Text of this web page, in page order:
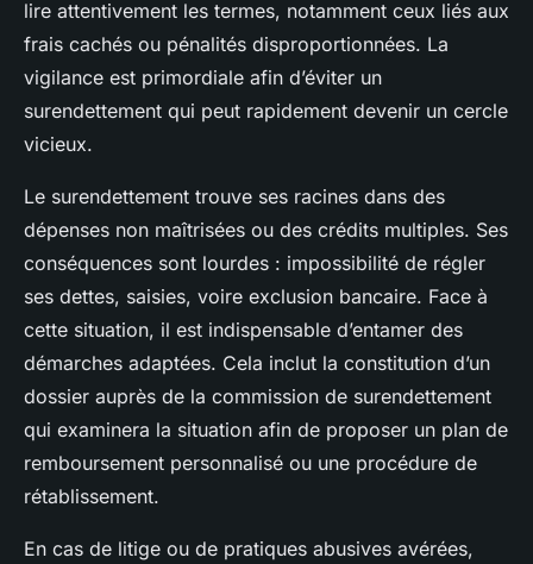
lire attentivement les termes, notamment ceux liés aux
frais cachés ou pénalités disproportionnées. La
vigilance est primordiale afin d’éviter un
surendettement qui peut rapidement devenir un cercle
vicieux.
Le surendettement trouve ses racines dans des
dépenses non maîtrisées ou des crédits multiples. Ses
conséquences sont lourdes : impossibilité de régler
ses dettes, saisies, voire exclusion bancaire. Face à
cette situation, il est indispensable d’entamer des
démarches adaptées. Cela inclut la constitution d’un
dossier auprès de la commission de surendettement
qui examinera la situation afin de proposer un plan de
remboursement personnalisé ou une procédure de
rétablissement.
En cas de litige ou de pratiques abusives avérées,